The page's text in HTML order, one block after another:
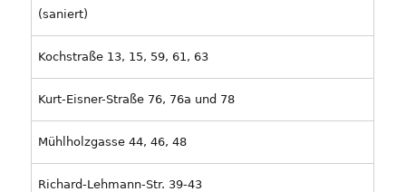
(saniert)
Kochstraße 13, 15, 59, 61, 63
Kurt-Eisner-Straße 76, 76a und 78
Mühlholzgasse 44, 46, 48
Richard-Lehmann-Str. 39-43